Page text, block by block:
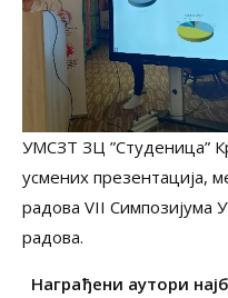
УМСЗТ ЗЦ ”Студеница”
усмених презентација,
радова VII
радова.
Награђени аутори